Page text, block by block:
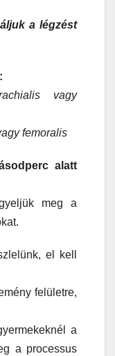
a légzést
vagy
femoralis
alatt
meg a
el kell
felületre,
a
a processus